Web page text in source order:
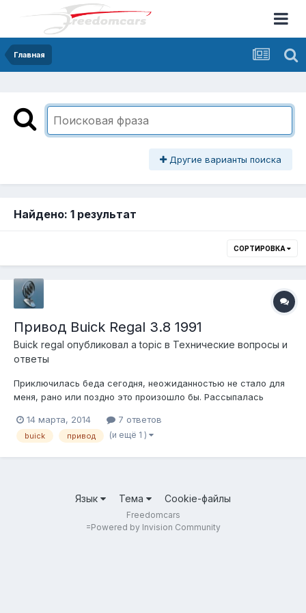
Главная
Другие варианты поиска
Найдено: 1 результат
СОРТИРОВКА
Привод Buick Regal 3.8 1991
Buick regal опубликовал a topic в Технические вопросы и
ответы
Приключилась беда сегодня, неожиданностью не стало для
меня, рано или поздно это произошло бы. Рассыпалась
ничего НО, по наличию в нашей замечательной стране мало
чего можно найти. Собственно, вопрос: может какие либо
14 марта, 2014 7 ответов
buick привод (и ещё 1 )
Язык Тема Cookie-файлы
Freedomcars
=Powered by Invision Community